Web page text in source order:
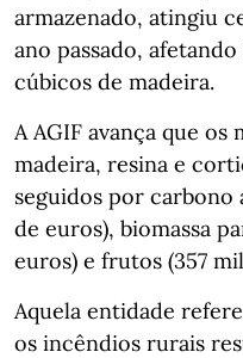
armazenado, atingiu
ano passado,
cúbicos de madeira.
A AGIF avança que
madeira, resina e
seguidos por carbono
de euros), biomassa
euros) e frutos (357
Aquela entidade
os incêndios rurais